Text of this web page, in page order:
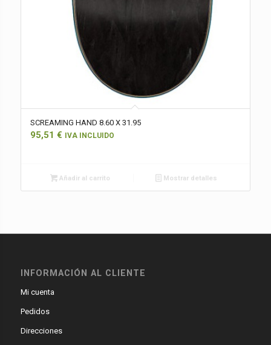
SCREAMING HAND 8.60 X 31.95
95,51 € IVA INCLUIDO
Añadir al carrito Mostrar detalles
INFORMACIÓN AL CLIENTE
Mi cuenta
Pedidos
Direcciones